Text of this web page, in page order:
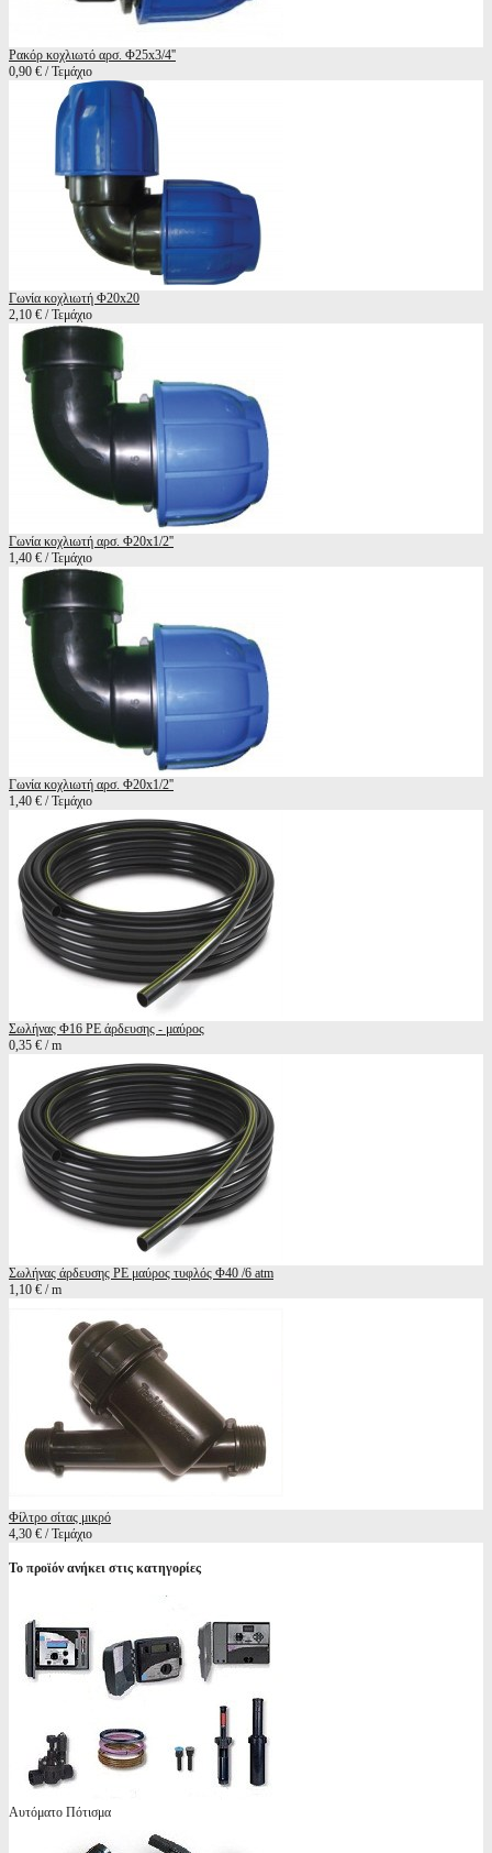
Ρακόρ κοχλιωτό αρσ. Φ25x3/4''
0,90 € / Τεμάχιο
Γωνία κοχλιωτή Φ20x20
2,10 € / Τεμάχιο
Γωνία κοχλιωτή αρσ. Φ20x1/2''
1,40 € / Τεμάχιο
Γωνία κοχλιωτή αρσ. Φ20x1/2''
1,40 € / Τεμάχιο
Σωλήνας Φ16 ΡΕ άρδευσης - μαύρος
0,35 € / m
Σωλήνας άρδευσης ΡΕ μαύρος τυφλός Φ40 /6 atm
1,10 € / m
Φίλτρο σίτας μικρό
4,30 € / Τεμάχιο
Το προϊόν ανήκει στις κατηγορίες
Αυτόματο Πότισμα